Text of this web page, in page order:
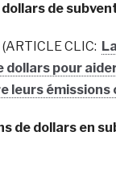
de
(ARTICLE CLIC:
dollars pour
leurs émissions
de dollars en